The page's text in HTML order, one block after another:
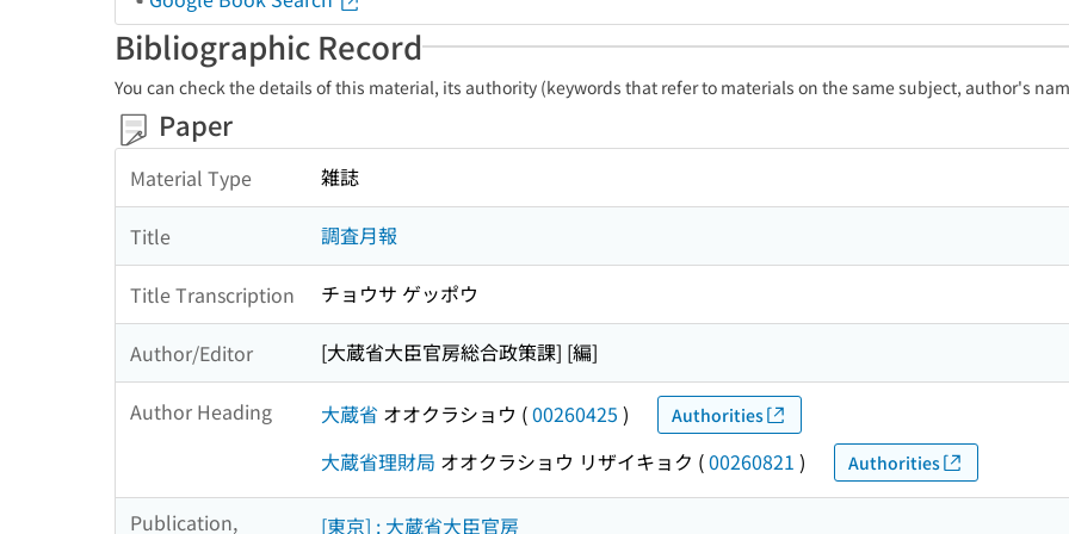
Bibliographic Record
You can check the details of this material, its authority (keywords that refer to materials on the same subject, author's
Paper
Material Type 雑誌
Title 調査月報
Title Transcription チョウサ ゲッポウ
Author/Editor [大蔵省大臣官房総合政策課] [編]
Author Heading 大蔵省 オオクラショウ (00260425 ) Authorities
大蔵省理財局 オオクラショウ リザイキョク (00260821 ) Authorities
Publication, [東京] : 大蔵省大臣官房